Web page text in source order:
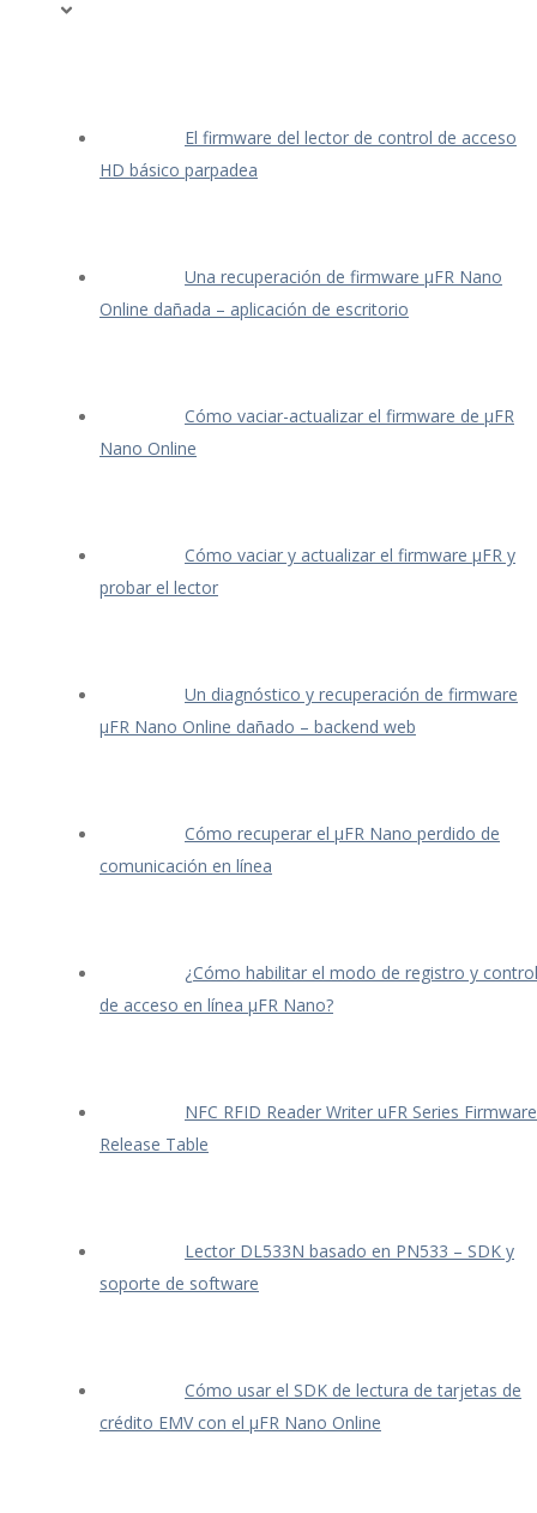
El firmware del lector de control de acceso
HD básico parpadea
Una recuperación de firmware μFR Nano
Online dañada – aplicación de escritorio
Cómo vaciar-actualizar el firmware de μFR
Nano Online
Cómo vaciar y actualizar el firmware μFR y
probar el lector
Un diagnóstico y recuperación de firmware
μFR Nano Online dañado – backend web
Cómo recuperar el μFR Nano perdido de
comunicación en línea
¿Cómo habilitar el modo de registro y control
de acceso en línea μFR Nano?
NFC RFID Reader Writer uFR Series Firmware
Release Table
Lector DL533N basado en PN533 – SDK y
soporte de software
Cómo usar el SDK de lectura de tarjetas de
crédito EMV con el μFR Nano Online